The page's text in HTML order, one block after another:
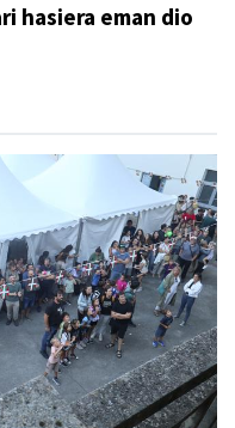
hasiera eman dio